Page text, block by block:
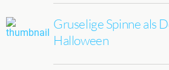
Gruselige Spinne als
Halloween